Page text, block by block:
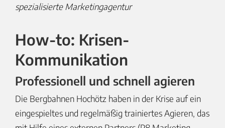
spezialisierte Marketingagentur
How-to: Krisen-
Kommunikation
Professionell und schnell agieren
Die Bergbahnen Hochötz haben in der Krise auf ein
eingespieltes und regelmäßig trainiertes Agieren, das